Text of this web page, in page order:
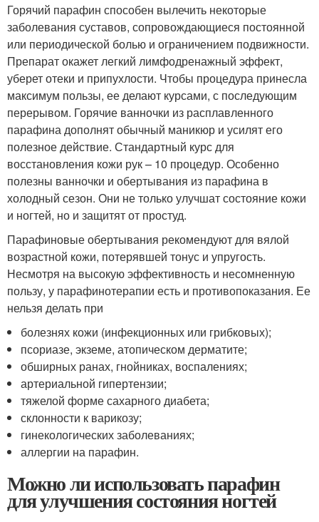
Горячий парафин способен вылечить некоторые
заболевания суставов, сопровождающиеся постоянной
или периодической болью и ограничением подвижности.
Препарат окажет легкий лимфодренажный эффект,
уберет отеки и припухлости. Чтобы процедура принесла
максимум пользы, ее делают курсами, с последующим
перерывом. Горячие ванночки из расплавленного
парафина дополнят обычный маникюр и усилят его
полезное действие. Стандартный курс для
восстановления кожи рук – 10 процедур. Особенно
полезны ванночки и обертывания из парафина в
холодный сезон. Они не только улучшат состояние кожи
и ногтей, но и защитят от простуд.
Парафиновые обертывания рекомендуют для вялой
возрастной кожи, потерявшей тонус и упругость.
Несмотря на высокую эффективность и несомненную
пользу, у парафинотерапии есть и противопоказания. Ее
нельзя делать при
болезнях кожи (инфекционных или грибковых);
псориазе, экземе, атопическом дерматите;
обширных ранах, гнойниках, воспалениях;
артериальной гипертензии;
тяжелой форме сахарного диабета;
склонности к варикозу;
гинекологических заболеваниях;
аллергии на парафин.
Можно ли использовать парафин
для улучшения состояния ногтей